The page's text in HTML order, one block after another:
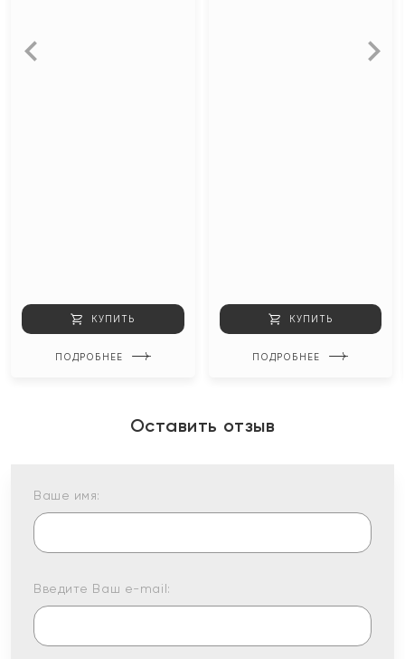
КУПИТЬ
ПОДРОБНЕЕ
КУПИТЬ
ПОДРОБНЕЕ
Оставить отзыв
Ваше имя:
Введите Ваш e-mail: